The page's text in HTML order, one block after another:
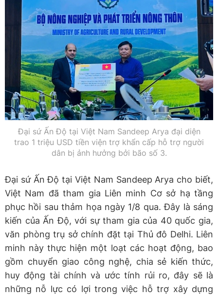
Đại sứ Ấn Độ tại Việt Nam Sandeep Arya đại diện
trao 1 triệu USD tiền viện trợ khẩn cấp hỗ trợ người
dân bị ảnh hưởng bởi bão số 3.
Đại sứ Ấn Độ tại Việt Nam Sandeep Arya cho biết,
Việt Nam đã tham gia Liên minh Cơ sở hạ tầng
phục hồi sau thảm họa ngày 1/8 qua. Đây là sáng
kiến của Ấn Độ, với sự tham gia của 40 quốc gia,
văn phòng trụ sở chính đặt tại Thủ đô Delhi. Liên
minh này thực hiện một loạt các hoạt động, bao
gồm chuyển giao công nghệ, chia sẻ kiến ​​thức,
huy động tài chính và ước tính rủi ro, đây sẽ là
những nỗ lực có lợi trong việc hỗ trợ xây dựng